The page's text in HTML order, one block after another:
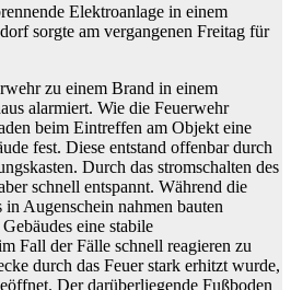
Elektroanlage in einem
sorgte am vergangenen Freitag für
zu einem Brand in einem
alarmiert. Wie die Feuerwehr
beim Eintreffen am Objekt eine
fest. Diese entstand offenbar durch
Durch das stromschalten des
schnell entspannt. Während die
in Augenschein nahmen bauten
eine stabile
Fall der Fälle schnell reagieren zu
durch das Feuer stark erhitzt wurde,
Der darüberliegende Fußboden